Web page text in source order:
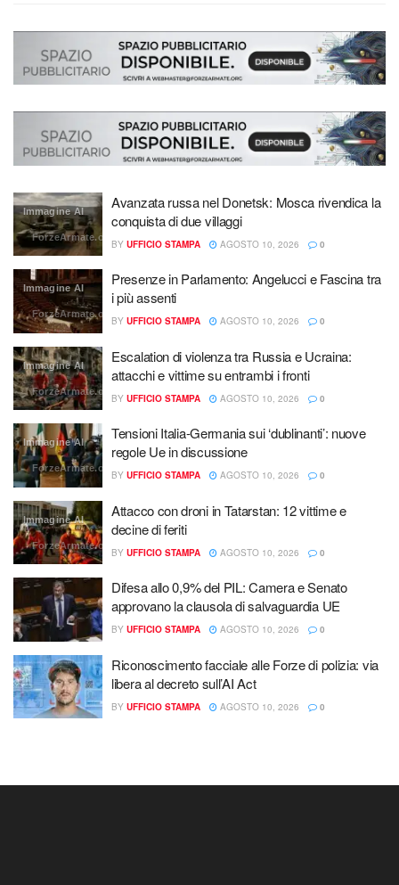
Immagine AI
ForzeArmate.org
Avanzata russa nel Donetsk: Mosca rivendica la
conquista di due villaggi
BY UFFICIO STAMPA AGOSTO 10, 2026 0
Immagine AI
ForzeArmate.org
Presenze in Parlamento: Angelucci e Fascina tra
i più assenti
BY UFFICIO STAMPA AGOSTO 10, 2026 0
Immagine AI
ForzeArmate.org
Escalation di violenza tra Russia e Ucraina:
attacchi e vittime su entrambi i fronti
BY UFFICIO STAMPA AGOSTO 10, 2026 0
Immagine AI
ForzeArmate.org
Tensioni Italia-Germania sui ‘dublinanti’: nuove
regole Ue in discussione
BY UFFICIO STAMPA AGOSTO 10, 2026 0
Immagine AI
ForzeArmate.org
Attacco con droni in Tatarstan: 12 vittime e
decine di feriti
BY UFFICIO STAMPA AGOSTO 10, 2026 0
Difesa allo 0,9% del PIL: Camera e Senato
approvano la clausola di salvaguardia UE
BY UFFICIO STAMPA AGOSTO 10, 2026 0
Riconoscimento facciale alle Forze di polizia: via
libera al decreto sull’AI Act
BY UFFICIO STAMPA AGOSTO 10, 2026 0